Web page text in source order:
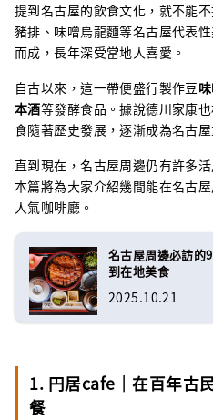
提到名古屋的飲食文化，就不能
豬排、味噌烏龍麵等名古屋代表
而成，長年深受當地人喜愛。
自古以來，這一帶便盛行製作豆
本酒等發酵食品。據說德川家康
食隨著歷史發展，逐漸成為名古
直到現在，名古屋周邊仍有許多
本篇將為大家介紹幾間能在名古
人氣咖啡廳。
名古屋周邊必訪的
到在地美食
2025.10.21
1. 円居cafe｜在百年古
餐